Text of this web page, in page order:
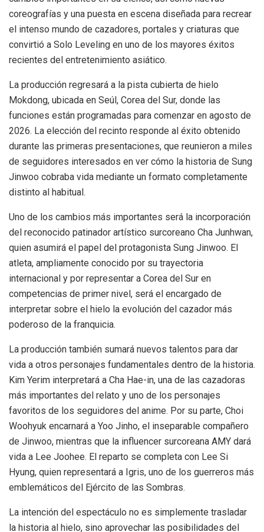
coreografías y una puesta en escena diseñada para recrear
el intenso mundo de cazadores, portales y criaturas que
convirtió a Solo Leveling en uno de los mayores éxitos
recientes del entretenimiento asiático.
La producción regresará a la pista cubierta de hielo
Mokdong, ubicada en Seúl, Corea del Sur, donde las
funciones están programadas para comenzar en agosto de
2026. La elección del recinto responde al éxito obtenido
durante las primeras presentaciones, que reunieron a miles
de seguidores interesados en ver cómo la historia de Sung
Jinwoo cobraba vida mediante un formato completamente
distinto al habitual.
Uno de los cambios más importantes será la incorporación
del reconocido patinador artístico surcoreano Cha Junhwan,
quien asumirá el papel del protagonista Sung Jinwoo. El
atleta, ampliamente conocido por su trayectoria
internacional y por representar a Corea del Sur en
competencias de primer nivel, será el encargado de
interpretar sobre el hielo la evolución del cazador más
poderoso de la franquicia.
La producción también sumará nuevos talentos para dar
vida a otros personajes fundamentales dentro de la historia.
Kim Yerim interpretará a Cha Hae-in, una de las cazadoras
más importantes del relato y uno de los personajes
favoritos de los seguidores del anime. Por su parte, Choi
Woohyuk encarnará a Yoo Jinho, el inseparable compañero
de Jinwoo, mientras que la influencer surcoreana AMY dará
vida a Lee Joohee. El reparto se completa con Lee Si
Hyung, quien representará a Igris, uno de los guerreros más
emblemáticos del Ejército de las Sombras.
La intención del espectáculo no es simplemente trasladar
la historia al hielo, sino aprovechar las posibilidades del